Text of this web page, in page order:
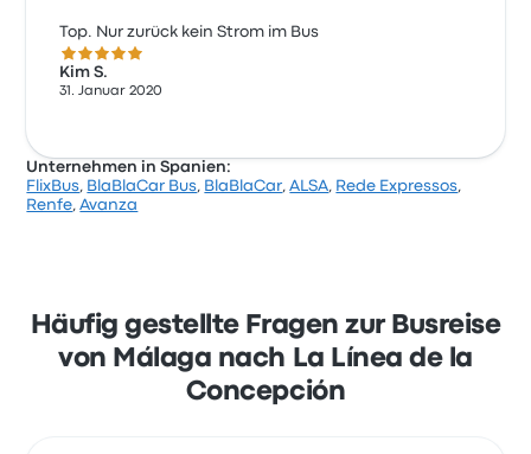
Top. Nur zurück kein Strom im Bus
5.0 von 5 Sternen
Kim S.
31. Januar 2020
Unternehmen in Spanien:
FlixBus, BlaBlaCar Bus, BlaBlaCar,ALSA, Rede Expressos,
Renfe,Avanza
Häufig gestellte Fragen zur Busreise
von Málaga nach La Línea de la
Concepción